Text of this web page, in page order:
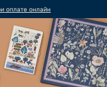
оплате онлайн